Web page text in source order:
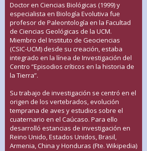
Doctor en Ciencias Biológicas (1999) y
especialista en Biología Evolutiva fue
profesor de Paleontología en la Facultad
de Ciencias Geológicas de la UCM.
Miembro del Instituto de Geociencias
(CSIC-UCM) desde su creación, estaba
integrado en la línea de Investigación del
Centro “Episodios críticos en la historia de
la Tierra”.
Su trabajo de investigación se centró en el
origen de los vertebrados, evolución
temprana de aves y estudios sobre el
cuaternario en el Caúcaso. Para ello
desarrolló estancias de investigación en
Reino Unido, Estados Unidos, Brasil,
Armenia, China y Honduras (Fte. Wikipedia)